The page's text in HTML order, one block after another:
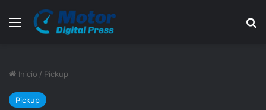
Menú
Inicio / Pickup
Pickup